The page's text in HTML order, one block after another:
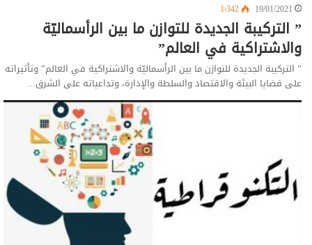
19/01/2021
1٬342
” التركيبة الجديدة للتوازن ما بين الرأسماليّة
والاشتراكية في العالم”
” التركيبة الجديدة للتوازن ما بين الرأسماليّة والاشتراكية في العالم” وتأثيراته
على قضايا البيئة والاقتصاد والسلطة والإدارة، وتداعياته على الشرق…